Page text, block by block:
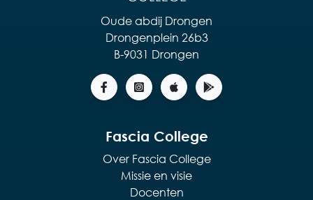
Oude abdij Drongen
Drongenplein 26b3
B-9031 Drongen
Fascia College
Over Fascia College
Missie en visie
Docenten